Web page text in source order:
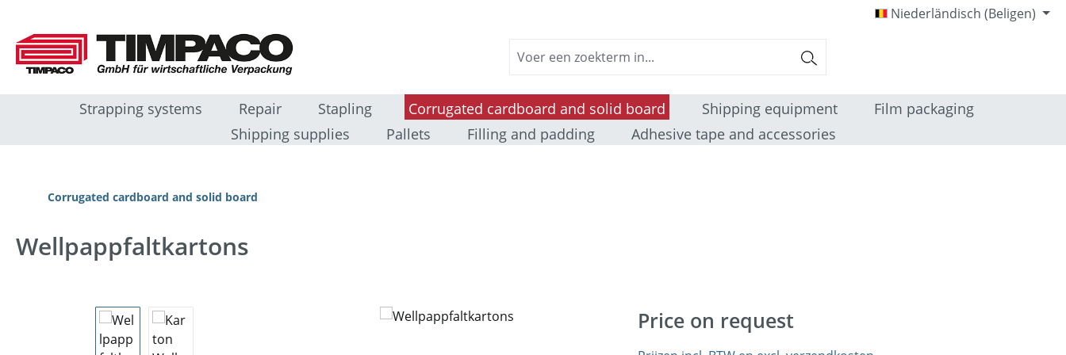
Niederländisch (Beligen)
Strapping systems Repair Stapling Corrugated cardboard and solid board Shipping equipment
Film packaging
Shipping supplies
Pallets Filling and padding Adhesive tape and accessories
Corrugated cardboard and solid board
Wellpappfaltkartons
Afbeeldingengalerij overslaan Price on request